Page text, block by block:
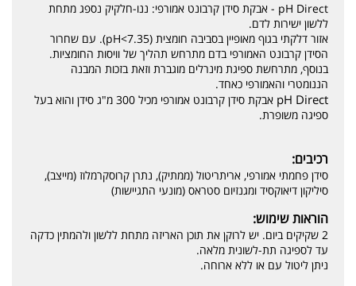
pH Direct - אבקת סידן קרבונט אמורפי: ננו-חלקיק נספג מתחת
ללשון ישירות לדם.
אזור דלקתי בגוף מאופיין בסביבה חומצית (pH<7.35). עם שחרור
הסידן קרבונט האמורפי בדם מתרחש תהליך של וויסות החומציות.
בנוסף, מתרחשת ספיגת מינרלים מוגברת וזאת בזכות המבנה
הננומטרי והאמורפי כאחד.
pH Direct
אבקת סידן קרבונט אמורפי מכיל 300 מ"ג סידן והוא בעל
ספיגה משופרת.
רכיבים:
סידן פחמתי אמורפי, אריתריטול (ממתיק), נתרן קרוסקרמלוז (מייצב),
סיליקון דיאוקסיד ומגנזיום סטראס (מונעי התגיישות)
הוראות שימוש:
2 שקיקים ביום. יש לרוקן את תוכן האריזה מתחת ללשון ולהמתין כדקה
עד לספיגה תת-לשונית מלאה.
ניתן ליטול עם או ללא ארוחה.